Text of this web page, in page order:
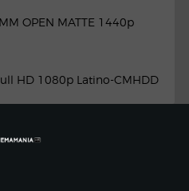
OPEN MATTE 1440p
HD 1080p Latino-CMHDD